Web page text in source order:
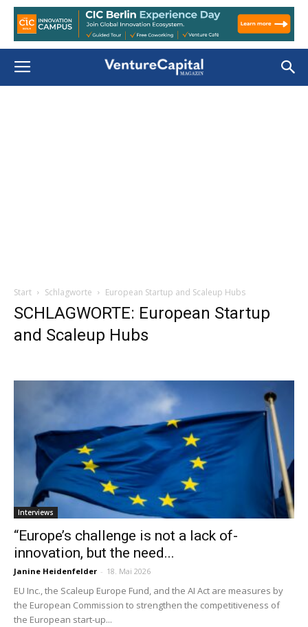
Start Schlagworte European Startup and Scaleup Hubs
SCHLAGWORTE: European Startup
and Scaleup Hubs
Interviews
“Europe’s ­challenge is not a lack of­
innovation, but the need...
Janine Heidenfelder - 18. Mai 2026
EU Inc., the Scaleup Europe Fund, and the AI Act are measures by
the European Commission to strengthen the competitiveness of
the European start-up...